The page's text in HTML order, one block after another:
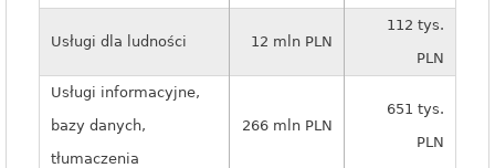
Usługi dla ludności 12 mln PLN
112 tys.
PLN
Usługi informacyjne,
bazy danych,
tłumaczenia
266 mln PLN
651 tys.
PLN